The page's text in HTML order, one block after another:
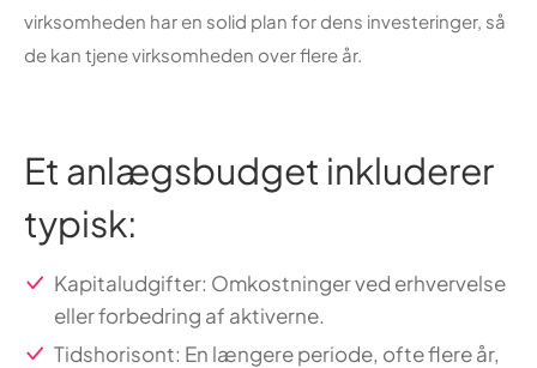
virksomheden har en solid plan for dens investeringer, så
de kan tjene virksomheden over flere år.
Et anlægsbudget inkluderer
typisk:
Kapitaludgifter: Omkostninger ved erhvervelse
eller forbedring af aktiverne.
Tidshorisont: En længere periode, ofte flere år,